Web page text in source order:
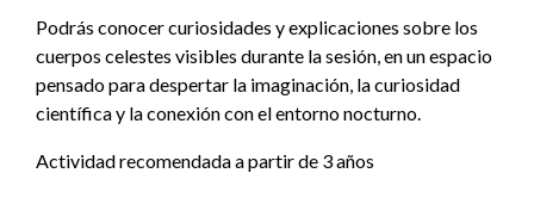
Podrás conocer curiosidades y explicaciones sobre los
cuerpos celestes visibles durante la sesión, en un espacio
pensado para despertar la imaginación, la curiosidad
científica y la conexión con el entorno nocturno.
Actividad recomendada a partir de 3 años